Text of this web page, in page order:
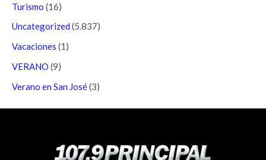
Turismo (16)
Uncategorized (5.837)
Vacaciones (1)
VERANO (9)
Verano en San José(3)